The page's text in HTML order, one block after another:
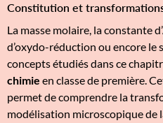
Constitution et
La masse molaire, la constante
d’oxydo-réduction ou encore le
concepts étudiés dans ce
chimie en classe de première.
permet de comprendre la
modélisation microscopique de